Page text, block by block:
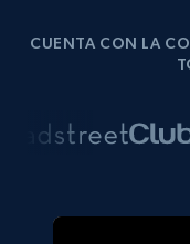
CUENTA CON LA